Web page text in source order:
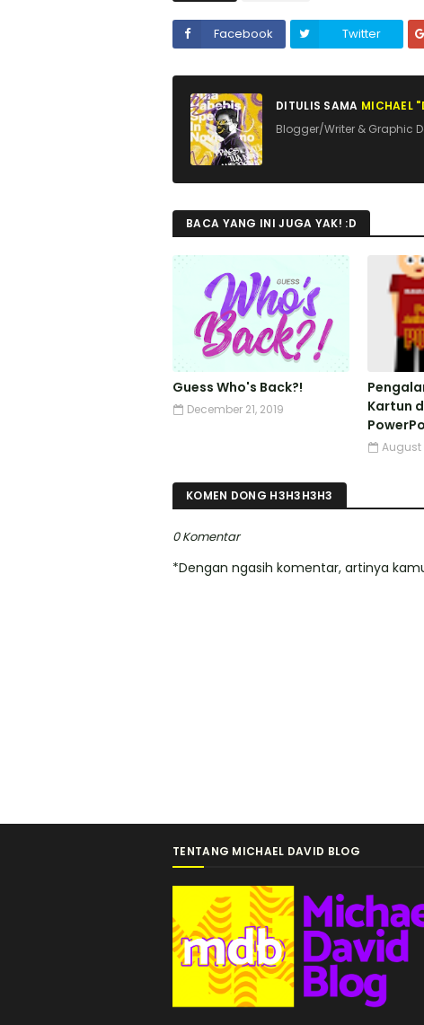
Facebook Twitter
DITULIS SAMA MICHAEL
Blogger/Writer & Graphic
BACA YANG INI JUGA YAK! :D
Guess Who's Back?!
December 21, 2019
Kartun
August
KOMEN DONG H3H3H3H3
0 Komentar
*Dengan ngasih komentar, artinya
TENTANG MICHAEL DAVID BLOG